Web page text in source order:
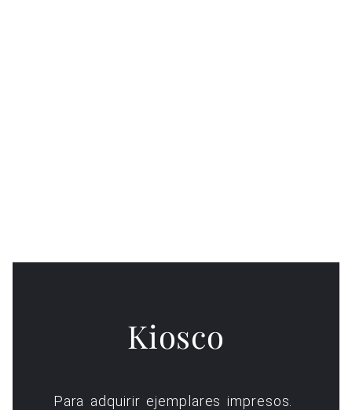
Kiosco
Para adquirir ejemplares impresos.